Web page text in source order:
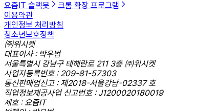
요즘IT 슬랙봇
크롬 확장 프로그램
이용약관
개인정보 처리방침
청소년보호정책
㈜위시켓
대표이사 : 박우범
서울특별시 강남구 테헤란로 211 3층 ㈜위시켓
사업자등록번호 : 209-81-57303
통신판매업신고 : 제2018-서울강남-02337 호
직업정보제공사업 신고번호 : J1200020180019
제호 : 요즘IT